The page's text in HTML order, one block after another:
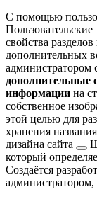
С помощью
свойства
дополнительных
администратором
дополнительные
информации на
собственное
этой целью для
хранения
дизайна сайта
который
Создаётся